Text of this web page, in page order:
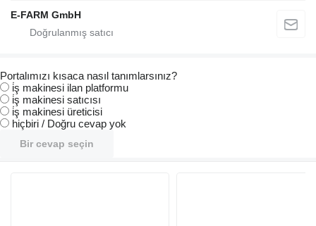
E-FARM GmbH
Portalımızı kısaca nasıl tanımlarsınız?
i̇ş makinesi ilan platformu
i̇ş makinesi satıcısı
i̇ş makinesi üreticisi
hiçbiri / Doğru cevap yok
Bir cevap seçin